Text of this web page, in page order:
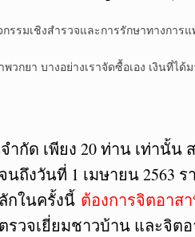
รรมเชิงสำรวจและการรักษาทางกา
วกยา บางอย่างเราจัดซื้อเอง เงินที่ไ
กัด เพียง 20 ท่าน เท่านั้น
ถึงวันที่ 1 เมษายน 2563 ร
กในครั้งนี้ ต้องการจิตอาส
รวจเยี่ยมชาวบ้าน และจิ